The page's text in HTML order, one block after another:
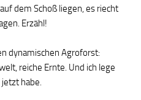
dem Schoß liegen, es riecht
Erzähl!
dynamischen Agroforst:
reiche Ernte. Und ich lege
jetzt habe.